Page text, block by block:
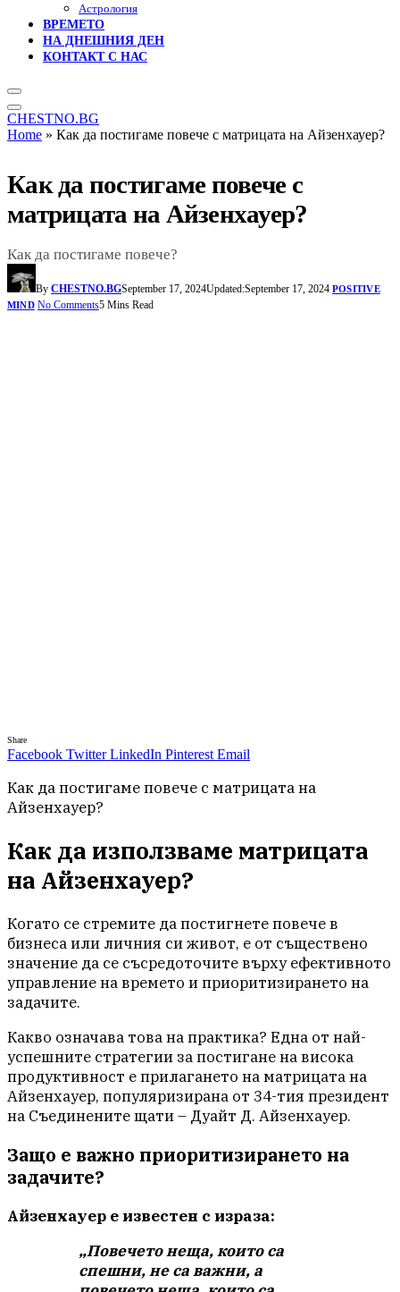
Астрология
ВРЕМЕТО
НА ДНЕШНИЯ ДЕН
КОНТАКТ С НАС
CHESTNO.BG
Home » Как да постигаме повече с матрицата на Айзенхауер?
Как да постигаме повече с
матрицата на Айзенхауер?
Как да постигаме повече?
By CHESTNO.BGSeptember 17, 2024Updated:September 17, 2024 POSITIVE
MIND No Comments5 Mins Read
Share
Facebook Twitter LinkedIn Pinterest Email
Как да постигаме повече с матрицата на
Айзенхауер?
Как да използваме матрицата
на Айзенхауер?
Когато се стремите да постигнете повече в
бизнеса или личния си живот, е от съществено
значение да се съсредоточите върху ефективното
управление на времето и приоритизирането на
задачите.
Какво означава това на практика? Една от най-
успешните стратегии за постигане на висока
продуктивност е прилагането на матрицата на
Айзенхауер, популяризирана от 34-тия президент
на Съединените щати – Дуайт Д. Айзенхауер.
Защо е важно приоритизирането на
задачите?
Айзенхауер е известен с израза:
„Повечето неща, които са
спешни, не са важни, а